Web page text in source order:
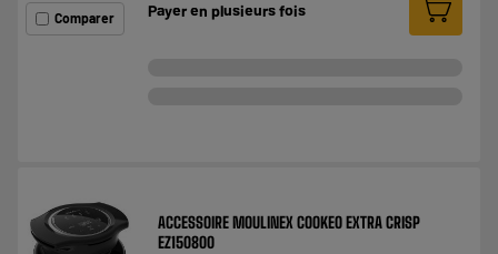
Comparer
Payer enplusieurs fois
ACCESSOIRE MOULINEX COOKEO EXTRA CRISP
EZ150800